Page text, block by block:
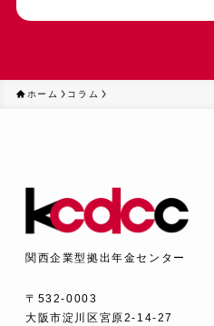
ホーム コラム
関西企業型拠出年金センター
〒532-0003
大阪市淀川区宮原2-14-27